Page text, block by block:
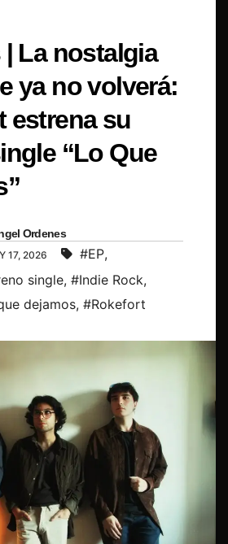
La nostalgia
ya no volverá:
estrena su
“Lo Que
Ordenes
17, 2026 #EP,
single, #Indie Rock,
dejamos, #Rokefort